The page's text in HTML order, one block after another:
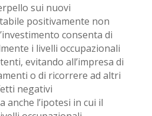
sui nuovi
positivamente non
consenta di
i livelli occupazionali
evitando all’impresa di
o di ricorrere ad altri
negativi
anche l’ipotesi in cui il